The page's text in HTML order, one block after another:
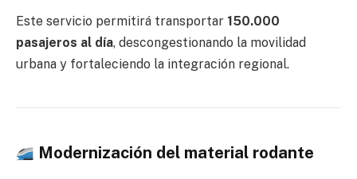
Este servicio permitirá transportar 150.000
pasajeros al día, descongestionando la movilidad
urbana y fortaleciendo la integración regional.
Modernización del material rodante